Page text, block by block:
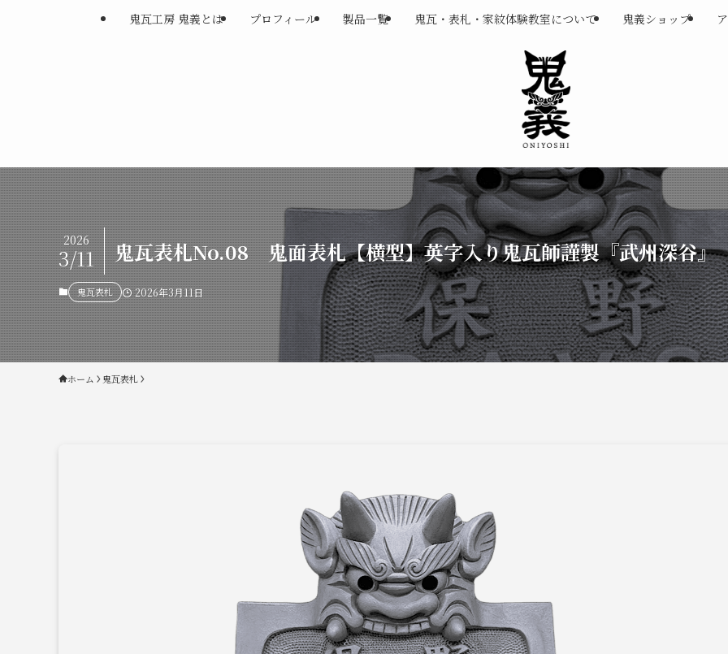
鬼瓦工房 鬼義とは プロフィール 製品一覧 鬼瓦・表札・家紋体験教室について 鬼義ショップ
鬼瓦表札No.08 鬼面表札【横型】英字入り鬼瓦師謹製『武州深谷』
2026
3/11
鬼瓦表札 2026年3月11日
ホーム 鬼瓦表札